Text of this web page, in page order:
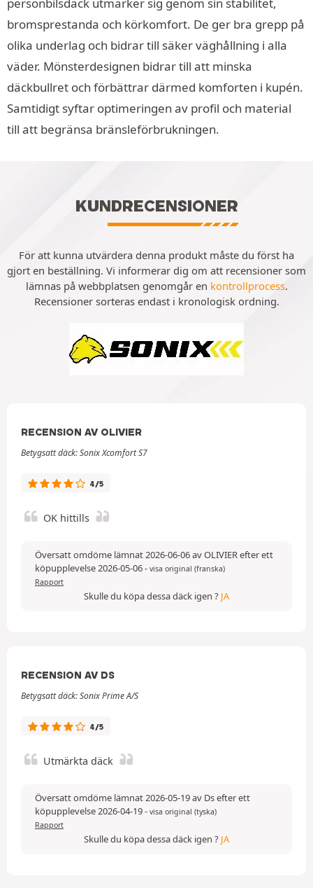
bromsprestanda och körkomfort. De ger bra grepp på
olika underlag och bidrar till säker väghållning i alla
väder. Mönsterdesignen bidrar till att minska
däckbullret och förbättrar därmed komforten i kupén.
Samtidigt syftar optimeringen av profil och material
till att begränsa bränsleförbrukningen.
KUNDRECENSIONER
För att kunna utvärdera denna produkt måste du först ha
gjort en beställning. Vi informerar dig om att recensioner som
lämnas på webbplatsen genomgår en kontrollprocess.
Recensioner sorteras endast i kronologisk ordning.
RECENSION AV OLIVIER
Betygsatt däck: Sonix Xcomfort S7
4/5
OK hittills
Översatt omdöme lämnat 2026-06-06 av OLIVIER efter ett
köpupplevelse 2026-05-06- visa original (franska)
Rapport
Skulle du köpa dessa däck igen ? JA
RECENSION AV DS
Betygsatt däck: Sonix Prime A/S
4/5
Utmärkta däck
Översatt omdöme lämnat 2026-05-19 av Ds efter ett
köpupplevelse 2026-04-19- visa original (tyska)
Rapport
Skulle du köpa dessa däck igen ? JA